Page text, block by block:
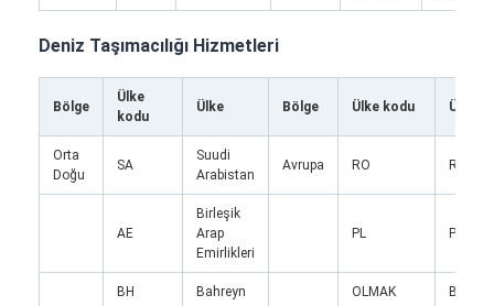
Deniz Taşımacılığı Hizmetleri
Bölge
Ülke
kodu
Ülke Bölge Ülke kodu Ülke
Orta
Doğu
SA
Suudi
Arabistan
Avrupa RO
AE
Birleşik
Arap
Emirlikleri
PL
BH Bahreyn OLMAK Belçika